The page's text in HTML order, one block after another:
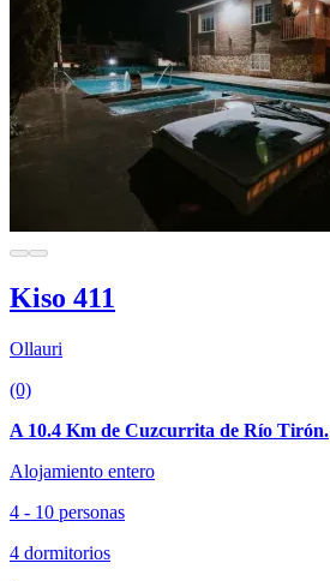
Kiso 411
Ollauri
(0)
A 10.4 Km de Cuzcurrita de Río Tirón.
Alojamiento entero
4 - 10 personas
4 dormitorios